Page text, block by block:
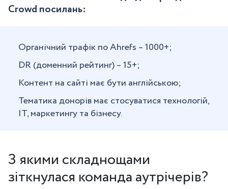
Crowd посилань:
Органічний трафік по Ahrefs – 1000+;
DR (доменний рейтинг) – 15+;
Контент на сайті має бути англійською;
Тематика донорів має стосуватися технологій,
IT, маркетингу та бізнесу.
З якими складнощами
зіткнулася команда аутрічерів?